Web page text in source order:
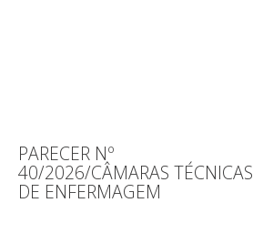
PARECER Nº
40/2026/CÂMARAS TÉCNICAS
DE ENFERMAGEM